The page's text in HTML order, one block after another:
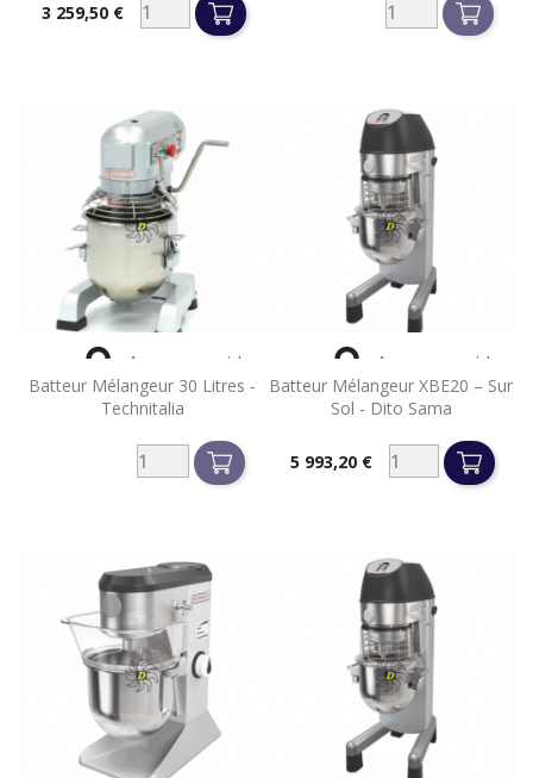
Prix3 259,50 €
Batteur Mélangeur 30 Litres -
Technitalia
 Aperçu rapide
Batteur Mélangeur XBE20 – Sur
Sol - Dito Sama
Prix5 993,20 €
 Aperçu rapide